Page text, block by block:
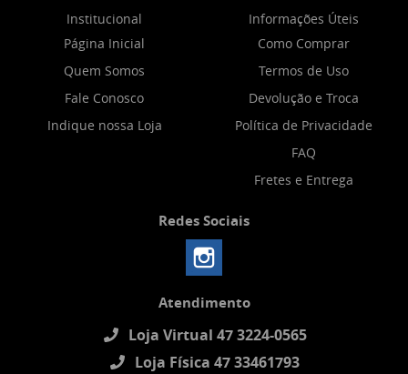
Institucional
Página Inicial
Quem Somos
Fale Conosco
Indique nossa Loja
Informações Úteis
Como Comprar
Termos de Uso
Devolução e Troca
Política de Privacidade
FAQ
Fretes e Entrega
Redes Sociais
Atendimento
Loja Virtual 47 3224-0565
Loja Física 47 33461793